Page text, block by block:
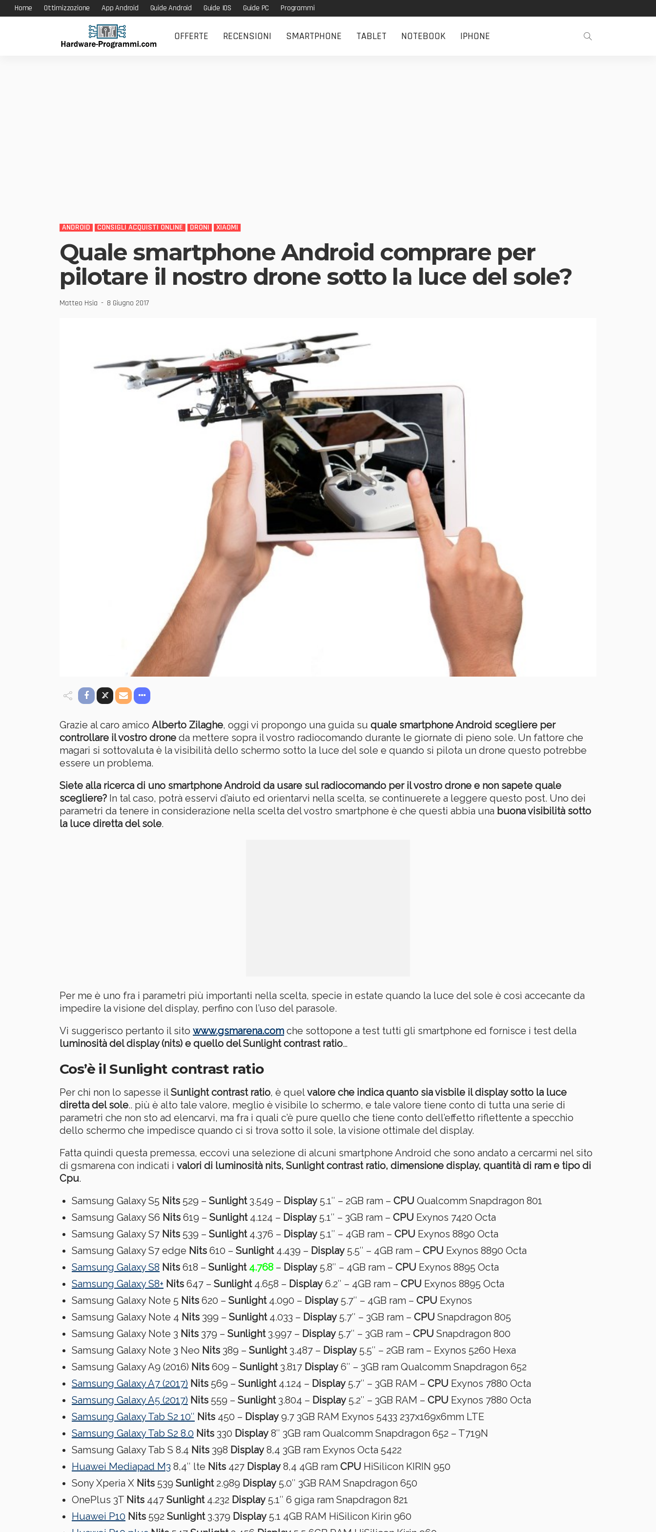
Home Ottimizzazione App Android Guide Android Guide IOS Guide PC Programmi
OFFERTE RECENSIONI SMARTPHONE TABLET NOTEBOOK IPHONE
ANDROID CONSIGLI ACQUISTI ONLINE DRONI XIAOMI
Quale smartphone Android comprare per
pilotare il nostro drone sotto la luce del sole?
Matteo Hsia 8 Giugno 2017
Grazie al caro amico Alberto Zilaghe, oggi vi propongo una guida su quale smartphone Android scegliere per
controllare il vostro drone da mettere sopra il vostro radiocomando durante le giornate di pieno sole. Un fattore che
magari si sottovaluta è la visibilità dello schermo sotto la luce del sole e quando si pilota un drone questo potrebbe
essere un problema.
Siete alla ricerca di uno smartphone Android da usare sul radiocomando per il vostro drone e non sapete quale
scegliere? In tal caso, potrà esservi d’aiuto ed orientarvi nella scelta, se continuerete a leggere questo post. Uno dei
parametri da tenere in considerazione nella scelta del vostro smartphone è che questi abbia una buona visibilità sotto
la luce diretta del sole.
Per me è uno fra i parametri più importanti nella scelta, specie in estate quando la luce del sole è così accecante da
impedire la visione del display, perfino con l’uso del parasole.
Vi suggerisco pertanto il sito www.gsmarena.com che sottopone a test tutti gli smartphone ed fornisce i test della
luminosità del display (nits) e quello del Sunlight contrast ratio…
Cos’è il Sunlight contrast ratio
Per chi non lo sapesse ilSunlight contrast ratio, è quelvalore che indica quanto sia visbile il display sotto la luce
diretta del sole.. più è alto tale valore, meglio è visibile lo schermo, e tale valore tiene conto di tutta una serie di
parametri che non sto ad elencarvi, ma fra i quali c’è pure quello che tiene conto dell’effetto riflettente a specchio
dello schermo che impedisce quando ci si trova sotto il sole, la visione ottimale del display.
Fatta quindi questa premessa, eccovi una selezione di alcuni smartphone Android che sono andato a cercarmi nel sito
di gsmarena con indicati i valori di luminosità nits, Sunlight contrast ratio, dimensione display, quantità di ram e tipo di
Cpu.
Samsung Galaxy S5 Nits 529 – Sunlight3.549 – Display5.1″ – 2GB ram – CPU Qualcomm Snapdragon 801
Samsung Galaxy S6 Nits 619 – Sunlight4.124 – Display5.1″ – 3GB ram – CPU Exynos 7420 Octa
Samsung Galaxy S7 Nits 539 – Sunlight4.376 – Display5.1″ – 4GB ram – CPU Exynos 8890 Octa
Samsung Galaxy S7 edge Nits 610 – Sunlight4.439 – Display5.5″ – 4GB ram – CPU Exynos 8890 Octa
Samsung Galaxy S8 Nits 618 – Sunlight 4.768 – Display5.8″ – 4GB ram – CPU Exynos 8895 Octa
Samsung Galaxy S8+ Nits 647 – Sunlight4.658 – Display6.2″ – 4GB ram – CPU Exynos 8895 Octa
Samsung Galaxy Note 5 Nits 620 – Sunlight4.090 – Display5.7″ – 4GB ram – CPU Exynos
Samsung Galaxy Note 4 Nits 399 – Sunlight4.033 – Display5.7″ – 3GB ram – CPU Snapdragon 805
Samsung Galaxy Note 3 Nits 379 – Sunlight3.997 – Display5.7″ – 3GB ram – CPU Snapdragon 800
Samsung Galaxy Note 3 Neo Nits 389 – Sunlight3.487 – Display5.5″ – 2GB ram – Exynos 5260 Hexa
Samsung Galaxy A9 (2016) Nits 609 – Sunlight3.817 Display6″ – 3GB ram Qualcomm Snapdragon 652
Samsung Galaxy A7 (2017) Nits 569 – Sunlight4.124 – Display5.7″ – 3GB RAM – CPU Exynos 7880 Octa
Samsung Galaxy A5 (2017) Nits 559 – Sunlight3.804 – Display5.2″ – 3GB RAM – CPU Exynos 7880 Octa
Samsung Galaxy Tab S2 10″ Nits 450 – Display9.7 3GB RAM Exynos 5433 237x169x6mm LTE
Samsung Galaxy Tab S2 8.0 Nits 330 Display8″ 3GB ram Qualcomm Snapdragon 652 – T719N
Samsung Galaxy Tab S 8.4 Nits 398 Display8,4 3GB ram Exynos Octa 5422
Huawei Mediapad M3 8,4″ lte Nits 427 Display8,4 4GB ram CPU HiSilicon KIRIN 950
Sony Xperia X Nits 539 Sunlight2.989 Display5.0″ 3GB RAM Snapdragon 650
OnePlus 3T Nits 447 Sunlight4.232 Display5.1″ 6 giga ram Snapdragon 821
Huawei P10 Nits 592 Sunlight3.379 Display5.1 4GB RAM HiSilicon Kirin 960